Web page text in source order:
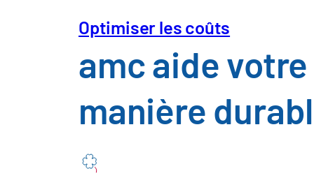
Optimiser les coûts
amc aide
manière
Commerce,
Secteur des